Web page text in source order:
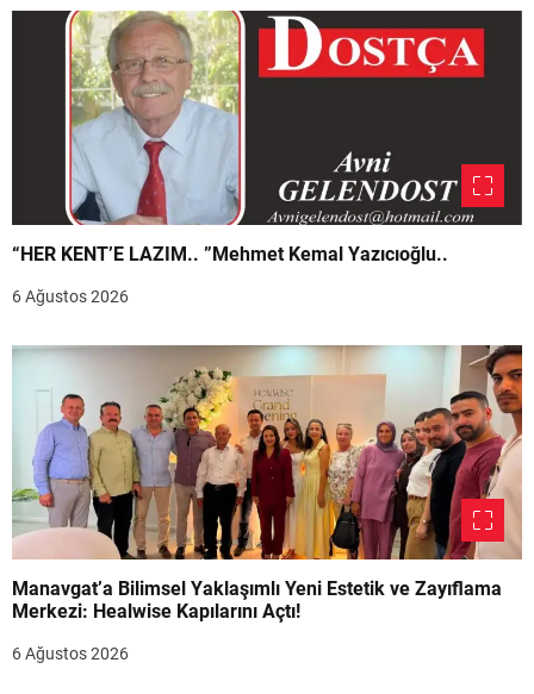
“HER KENT’E LAZIM.. ”Mehmet Kemal Yazıcıoğlu..
6 Ağustos 2026
Manavgat’a Bilimsel Yaklaşımlı Yeni Estetik ve Zayıflama
Merkezi: Healwise Kapılarını Açtı!
6 Ağustos 2026